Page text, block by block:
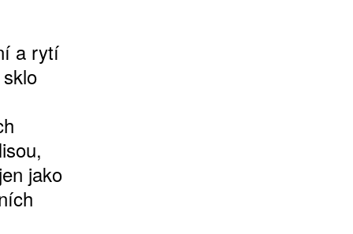
a rytí
jako